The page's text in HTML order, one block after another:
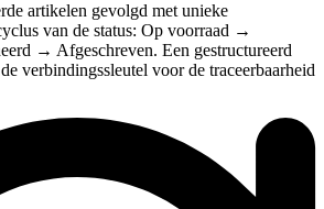
artikelen gevolgd met unieke
van de status: Op voorraad →
→ Afgeschreven. Een gestructureerd
verbindingssleutel voor de traceerbaarheid